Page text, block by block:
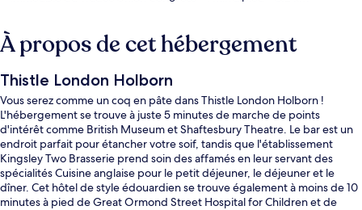
À propos de cet hébergement
Thistle London Holborn
Vous serez comme un coq en pâte dans Thistle London Holborn !
L'hébergement se trouve à juste 5 minutes de marche de points
d'intérêt comme British Museum et Shaftesbury Theatre. Le bar est un
endroit parfait pour étancher votre soif, tandis que l'établissement
Kingsley Two Brasserie prend soin des affamés en leur servant des
spécialités Cuisine anglaise pour le petit déjeuner, le déjeuner et le
dîner. Cet hôtel de style édouardien se trouve également à moins de 10
minutes à pied de Great Ormond Street Hospital for Children et de